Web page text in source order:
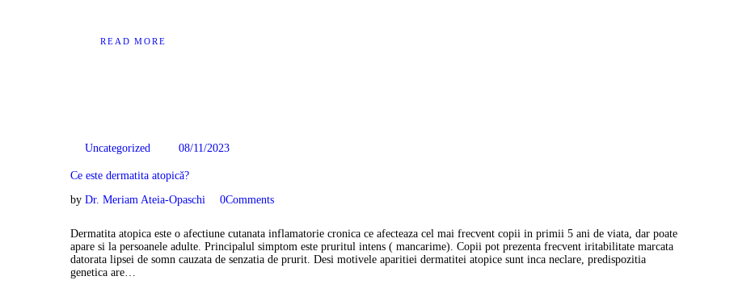
READ MORE
Uncategorized 08/11/2023
Ce este dermatita atopică?
by Dr. Meriam Ateia-Opaschi 0Comments
Dermatita atopica este o afectiune cutanata inflamatorie cronica ce afecteaza cel mai frecvent copii in primii 5 ani de viata, dar poate
apare si la persoanele adulte. Principalul simptom este pruritul intens ( mancarime). Copii pot prezenta frecvent iritabilitate marcata
datorata lipsei de somn cauzata de senzatia de prurit. Desi motivele aparitiei dermatitei atopice sunt inca neclare, predispozitia
genetica are…